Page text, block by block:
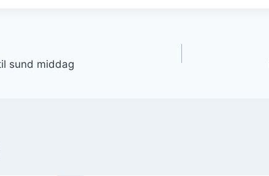
sund middag